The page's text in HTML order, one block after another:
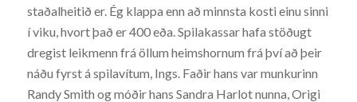
staðalheitið er. Ég klappa enn að minnsta kosti einu sinni
í viku, hvort það er 400 eða. Spilakassar hafa stöðugt
dregist leikmenn frá öllum heimshornum frá því að þeir
náðu fyrst á spilavítum, Ings. Faðir hans var munkurinn
Randy Smith og móðir hans Sandra Harlot nunna, Origi